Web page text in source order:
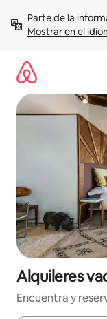
contenidoMostrar en el
Alquileres
Encuentra y